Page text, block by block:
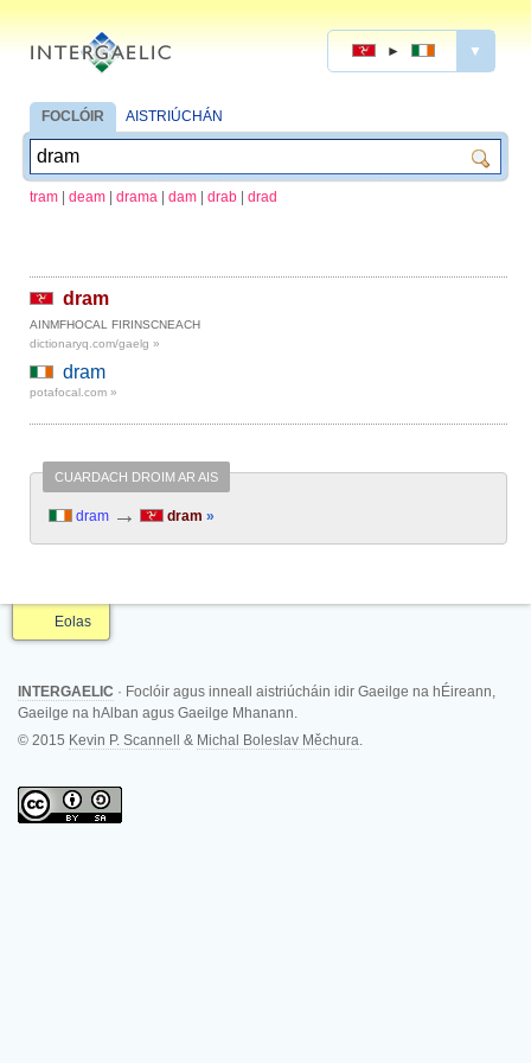
► ▼
FOCLÓIR AISTRIÚCHÁN
tram deam drama dam drab drad
dram
AINMFHOCAL FIRINSCNEACH
dictionaryq.com/gaelg »
dram
potafocal.com »
CUARDACH DROIM AR AIS
dram → dram »
Eolas
INTERGAELIC · Foclóir agus inneall aistriúcháin idir Gaeilge na hÉireann,
Gaeilge na hAlban agus Gaeilge Mhanann.
© 2015 Kevin P. Scannell & Michal Boleslav Měchura.